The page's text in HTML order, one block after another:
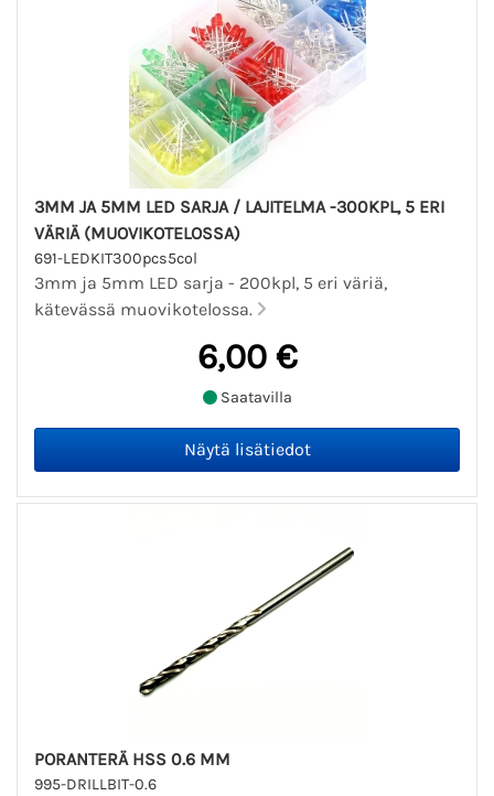
3MM JA 5MM LED SARJA / LAJITELMA -300KPL, 5 ERI
VÄRIÄ (MUOVIKOTELOSSA)
691-LEDKIT300pcs5col
3mm ja 5mm LED sarja - 200kpl, 5 eri väriä,
kätevässä muovikotelossa.
6,00 €
Saatavilla
PORANTERÄ HSS 0.6 MM
995-DRILLBIT-0.6